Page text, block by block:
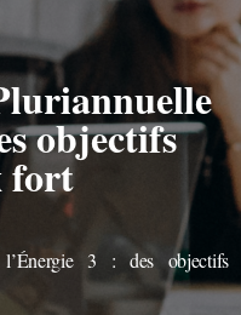
objectifs
fort
l’Énergie 3 : des objectifs